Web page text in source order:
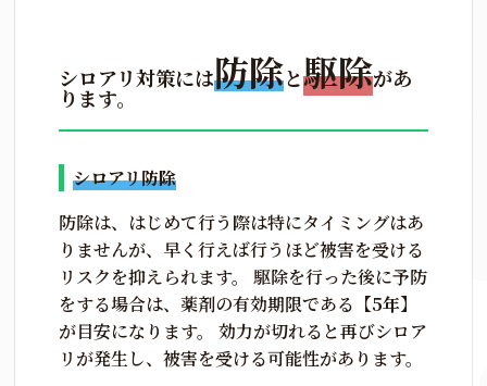
シロアリ対策には防除と駆除があ
ります。
シロアリ防除
防除は、はじめて行う際は特にタイミングはあ
りませんが、早く行えば行うほど被害を受ける
リスクを抑えられます。 駆除を行った後に予防
をする場合は、薬剤の有効期限である【5年】
が目安になります。 効力が切れると再びシロア
リが発生し、被害を受ける可能性があります。